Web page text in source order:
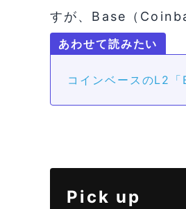
すが、Base（
コインベースのL2
Pick up